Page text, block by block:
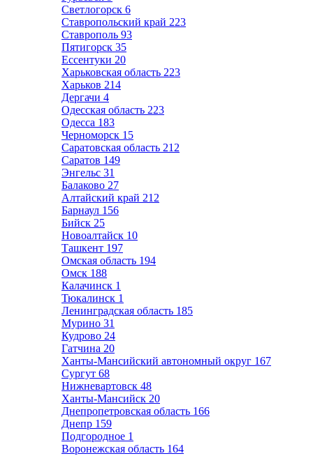
Светлогорск 6
Ставропольский край 223
Ставрополь 93
Пятигорск 35
Ессентуки 20
Харьковская область 223
Харьков 214
Дергачи 4
Одесская область 223
Одесса 183
Черноморск 15
Саратовская область 212
Саратов 149
Энгельс 31
Балаково 27
Алтайский край 212
Барнаул 156
Бийск 25
Новоалтайск 10
Ташкент 197
Омская область 194
Омск 188
Калачинск 1
Тюкалинск 1
Ленинградская область 185
Мурино 31
Кудрово 24
Гатчина 20
Ханты-Мансийский автономный округ 167
Сургут 68
Нижневартовск 48
Ханты-Мансийск 20
Днепропетровская область 166
Днепр 159
Подгородное 1
Воронежская область 164